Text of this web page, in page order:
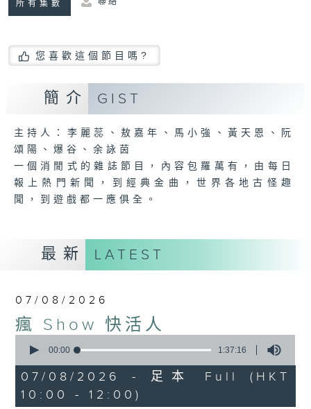
所有集數
您喜歡這個節目嗎?
簡介 GIST
主持人：李麗蕊、敖嘉年、馬小強、黃天恩、阮
頌陽、爆谷、余詠茵
一個消閒式的雜誌節目，內容包羅萬有，由每日
報上熱門新聞，到經典金曲，世界各地古怪趣
聞，到遊戲都一應俱全。
最新 LATEST
07/08/2026
瘋 Show 快活人
seconds
1
hour,
37
minutes,
00:00 1:37:16
07/08/2026 - 足本 Full (HKT
10:00 - 12:00)